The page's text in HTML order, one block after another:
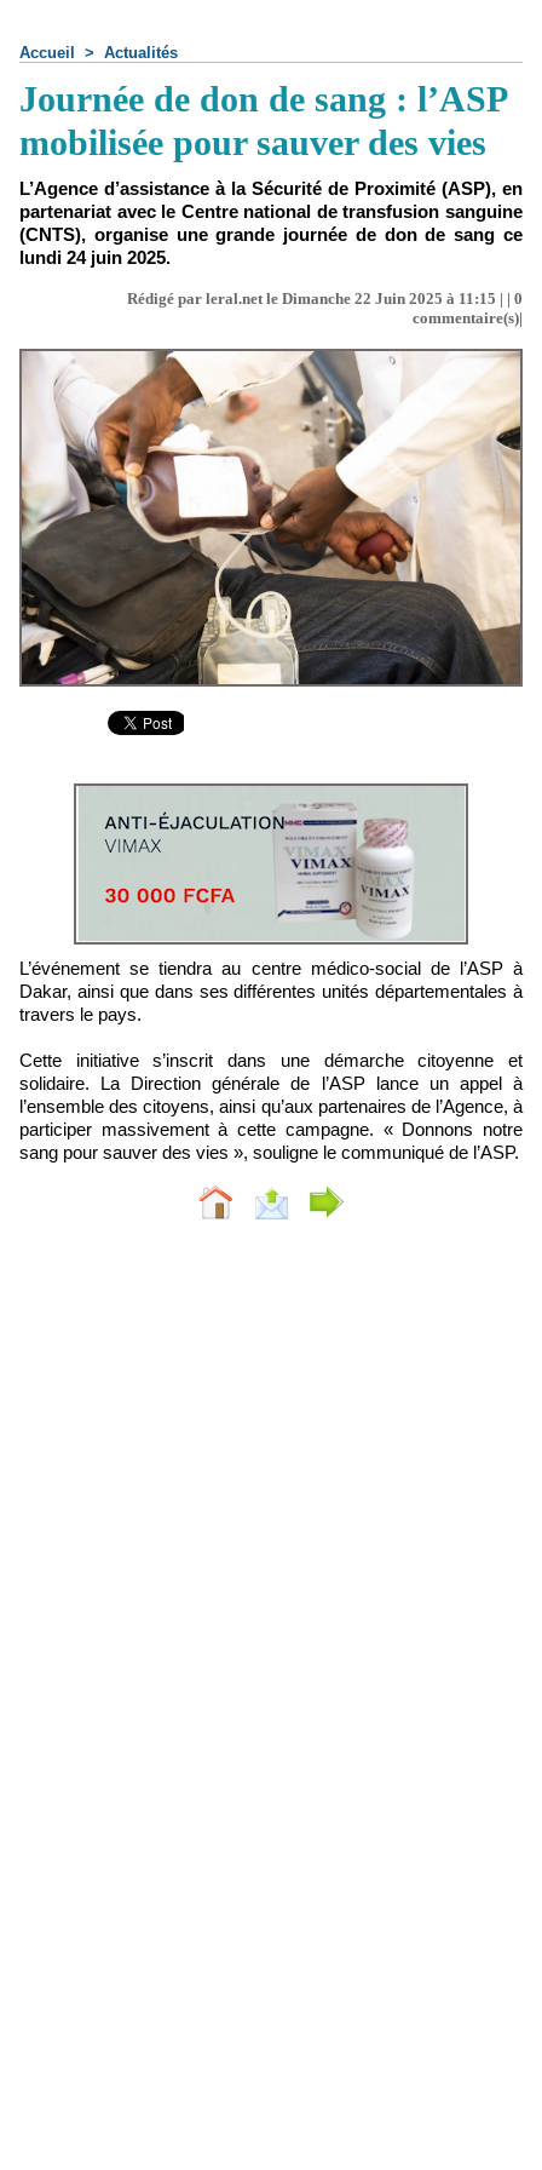
Accueil > Actualités
Journée de don de sang : l’ASP
mobilisée pour sauver des vies
L’Agence d’assistance à la Sécurité de Proximité (ASP), en
partenariat avec le Centre national de transfusion sanguine
(CNTS), organise une grande journée de don de sang ce
lundi 24 juin 2025.
Rédigé par leral.net le Dimanche 22 Juin 2025 à 11:15 | | 0
commentaire(s)|
L’événement se tiendra au centre médico-social de l’ASP à
Dakar, ainsi que dans ses différentes unités départementales à
travers le pays.
Cette initiative s’inscrit dans une démarche citoyenne et
solidaire. La Direction générale de l’ASP lance un appel à
l’ensemble des citoyens, ainsi qu’aux partenaires de l’Agence, à
participer massivement à cette campagne. « Donnons notre
sang pour sauver des vies », souligne le communiqué de l’ASP.